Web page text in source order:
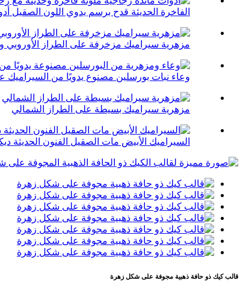
الفاخرة الحديثة قدح برسم يدوي اللون الصقيل
مزهرية سيراميك مزخرفة على الطراز الأوروبي
وعاء نبات بورسلين مصنوع يدويًا من السيراميك
مزهرية سيراميك بسيطة على الطراز الشمالي
السيراميك الأبيض مات الصقيل الفنون الحديثة
قالب كيك ذو حافة ذهبية مجوفة على شكل زهرة